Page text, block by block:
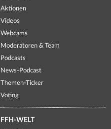
Aktionen
Videos
Webcams
Moderatoren & Team
Podcasts
News-Podcast
Themen-Ticker
Voting
FFH-WELT